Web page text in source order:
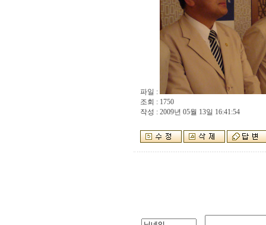
파일 :
조회 : 1750
작성 : 2009년 05월 13일 16:41:54